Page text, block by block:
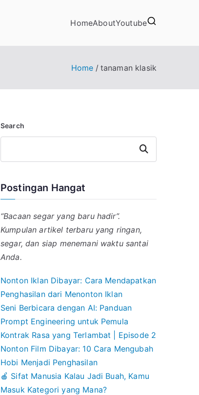
HomeAboutYoutube
Home tanaman klasik
Search
Search
Postingan Hangat
“Bacaan segar yang baru hadir”.
Kumpulan artikel terbaru yang ringan,
segar, dan siap menemani waktu santai
Anda.
Nonton Iklan Dibayar: Cara Mendapatkan
Penghasilan dari Menonton Iklan
Seni Berbicara dengan AI: Panduan
Prompt Engineering untuk Pemula
Kontrak Rasa yang Terlambat | Episode 2
Nonton Film Dibayar: 10 Cara Mengubah
Hobi Menjadi Penghasilan
🍎 Sifat Manusia Kalau Jadi Buah, Kamu
Masuk Kategori yang Mana?